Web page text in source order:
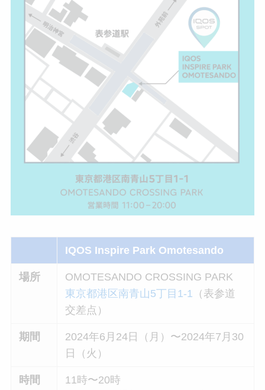
IQOS Inspire Park Omotesando
場所
OMOTESANDO CROSSING PARK
東京都港区南青山5丁目1-1 （表参道
交差点）
期間
2024年6月24日（月）〜2024年7月30
日（火）
時間
11時〜20時